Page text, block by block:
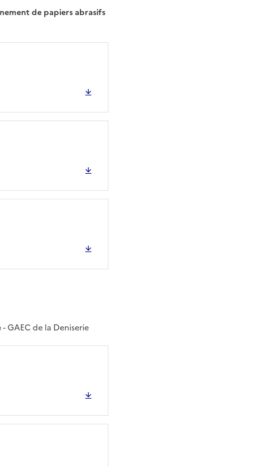
de papiers abrasifs
- GAEC de la Deniserie